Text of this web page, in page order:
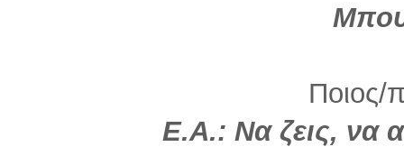
Ποιος/
Ε.Α.: Να ζεις, να